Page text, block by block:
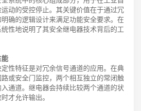
动的受控停止。其关键价值在于通过冗
确的逻辑设计来满足功能安全要求。在
性地说明了其安全继电器技术背后的工
性特征是对冗余信号通道的应用。在典
或安全门监控，两个相互独立的常闭触
通道。继电器会持续比较两个通道的状
才允许输出。